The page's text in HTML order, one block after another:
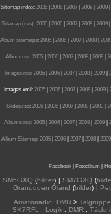
Sitemap index: 2005| 2006| 2007| 2008| 2009|
Sitemap (rss): 2005 2006 2007 2008 2009
Album sitemaps: 2005 2006 2007 2008 2009
Album.rss: 2005 2006 2007 2008 2009
Images.rss: 2005| 2006| 2007| 2008| 2009|
Images.xml: 2005| 2006| 2007| 2008| 2009|
Slides.rss: 2005| 2006| 2007| 2008| 2009|
Albums.rss: 2005 2006 2007 2008 2009
Album Sitemap: 2005| 2006| 2007| 2008| 2009|
Facebook| Fotoalbum
SM5GXQ(bilder) | SM7GXQ(
Granudden Öland (bilder) |
Amatörradio: DMR>
SK7RFL
: Logik : DMR :